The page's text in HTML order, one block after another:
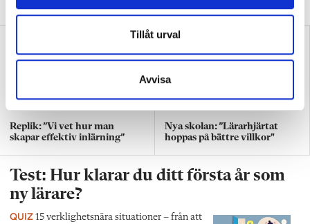
Tillåt urval
Avvisa
Agah om stöket i klassrummen.
Replik: ”Vi vet hur man
skapar effektiv inlärning”
Nya skolan: ”Lärarhjärtat
hoppas på bättre villkor"
Test: Hur klarar du ditt första år som
ny lärare?
QUIZ 15 verklighetsnära situationer – från att